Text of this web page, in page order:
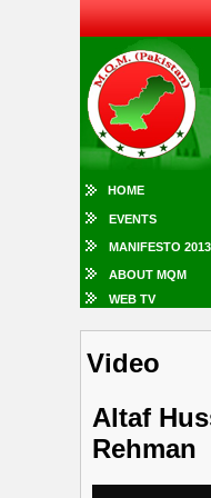
HOME
EVENTS
MANIFESTO 2013
ABOUT MQM
WEB TV
Video
Altaf
Rehman